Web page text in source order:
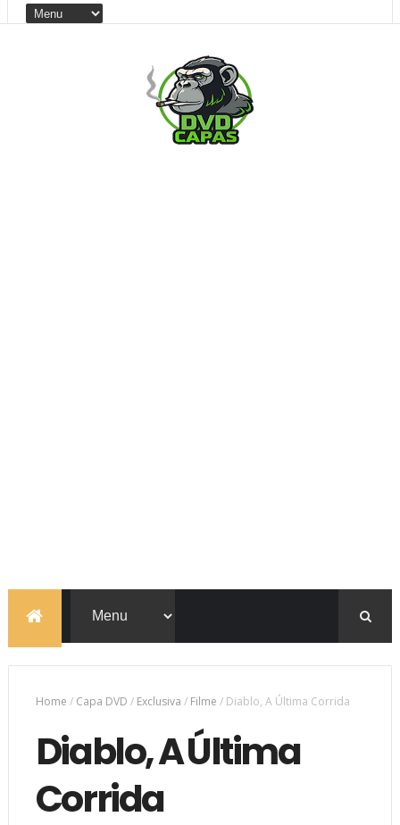
Home / Capa DVD / Exclusiva / Filme / Diablo, A Última Corrida
Diablo, A Última
Corrida